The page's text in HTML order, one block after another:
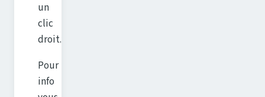
un
clic
droit.
Pour
info